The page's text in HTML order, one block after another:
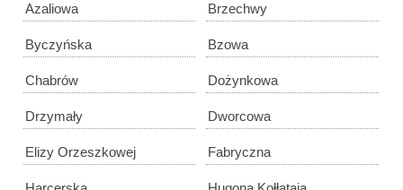
Azaliowa Brzechwy
Byczyńska Bzowa
Chabrów Dożynkowa
Drzymały Dworcowa
Elizy Orzeszkowej Fabryczna